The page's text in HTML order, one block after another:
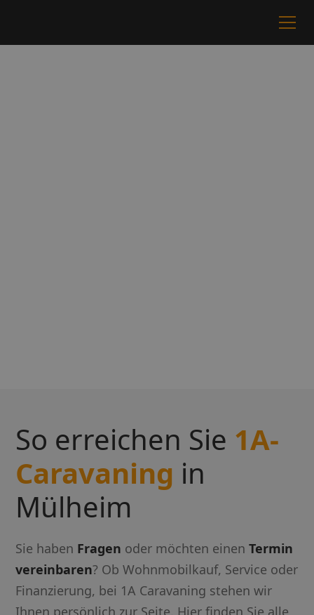
So erreichen Sie 1A-
Caravaning in
Mülheim
Sie haben Fragen oder möchten einenTermin
vereinbaren? Ob Wohnmobilkauf, Service oder
Finanzierung, bei 1A Caravaning stehen wir
Ihnen persönlich zur Seite. Hier finden Sie alle